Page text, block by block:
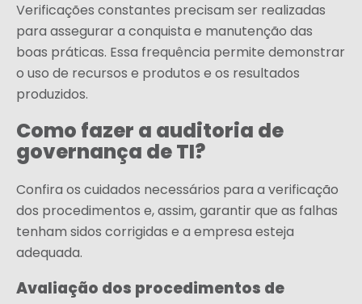
Verificações constantes precisam ser realizadas
para assegurar a conquista e manutenção das
boas práticas. Essa frequência permite demonstrar
o uso de recursos e produtos e os resultados
produzidos.
Como fazer a auditoria de
governança de TI?
Confira os cuidados necessários para a verificação
dos procedimentos e, assim, garantir que as falhas
tenham sidos corrigidas e a empresa esteja
adequada.
Avaliação dos procedimentos de